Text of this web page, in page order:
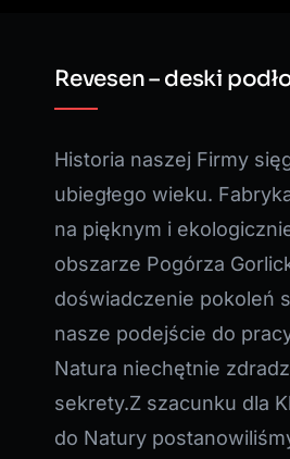
Revesen – deski
Historia naszej Firmy
ubiegłego wieku.
na pięknym i
obszarze Pogórza
doświadczenie pokoleń
nasze podejście do
Natura niechętnie
sekrety.Z szacunku dla
do Natury